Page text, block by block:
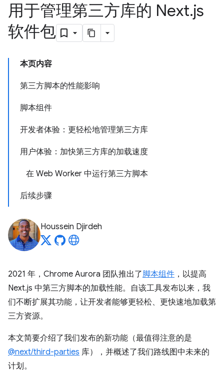
用于管理第三方库的 Next.js
软件包
本页内容
第三方脚本的性能影响
脚本组件
开发者体验：更轻松地管理第三方库
用户体验：加快第三方库的加载速度
在 Web Worker 中运行第三方脚本
后续步骤
Houssein Djirdeh
2021 年，Chrome Aurora 团队推出了脚本组件 ，以提高
Next.js 中第三方脚本的加载性能。自该工具发布以来，我
们不断扩展其功能，让开发者能够更轻松、更快速地加载第
三方资源。
本文简要介绍了我们发布的新功能（最值得注意的是
@next/third-parties 库），并概述了我们路线图中未来的
计划。